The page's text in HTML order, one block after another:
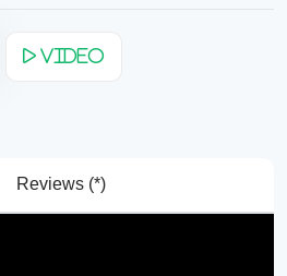
Video
Reviews (*)